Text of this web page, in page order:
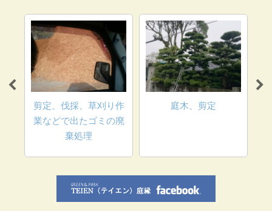
剪定、伐採、草刈り作
業などで出たゴミの廃
棄処理
庭木、剪定